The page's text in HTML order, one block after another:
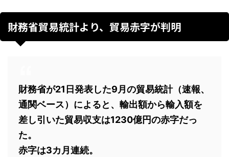
財務省貿易統計より、貿易赤字が判明
財務省が21日発表した9月の貿易統計（速報、
通関ベース）によると、輸出額から輸入額を
差し引いた貿易収支は1230億円の赤字だっ
た。
赤字は3カ月連続。